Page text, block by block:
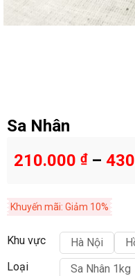
Sa Nhân
210.000 ₫–
Khuyến mãi: Giảm 10%
Khu vực Hà Nội
Loại
Sa Nhân 1kg